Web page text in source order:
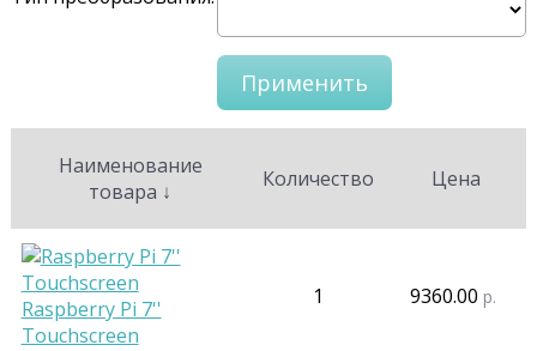
Наименование
товара ↓ Количество Цена
Raspberry Pi 7''
Touchscreen
1 9360.00 р.